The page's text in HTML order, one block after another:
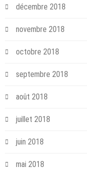
décembre 2018
novembre 2018
octobre 2018
septembre 2018
août 2018
juillet 2018
juin 2018
mai 2018